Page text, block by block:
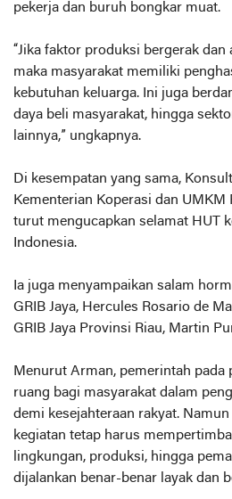
pekerja dan buruh bongkar muat.
“Jika faktor produksi bergerak
maka masyarakat memiliki
kebutuhan keluarga. Ini juga
daya beli masyarakat, hingga
lainnya,” ungkapnya.
Di kesempatan yang sama,
Kementerian Koperasi dan UMKM
turut mengucapkan selamat HUT
Indonesia.
Ia juga menyampaikan salam
GRIB Jaya, Hercules Rosario de
GRIB Jaya Provinsi Riau, Martin
Menurut Arman, pemerintah pada
ruang bagi masyarakat dalam
demi kesejahteraan rakyat.
kegiatan tetap harus
lingkungan, produksi, hingga
dijalankan benar-benar layak dan